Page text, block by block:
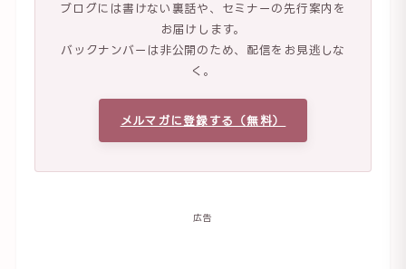
ブログには書けない裏話や、セミナーの先行案内を
お届けします。
バックナンバーは非公開のため、配信をお見逃しな
く。
メルマガに登録する（無料）
広告